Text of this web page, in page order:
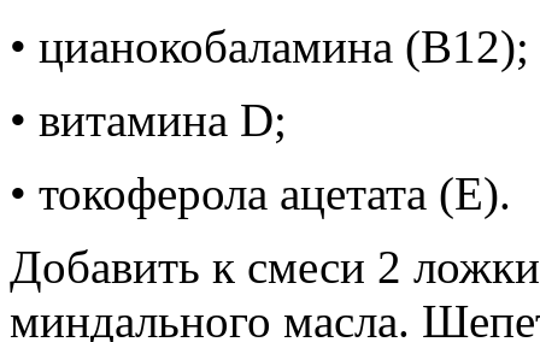
• цианокобаламина (В12);
• витамина D;
• токоферола ацетата (Е).
Добавить к смеси 2
миндального масла.